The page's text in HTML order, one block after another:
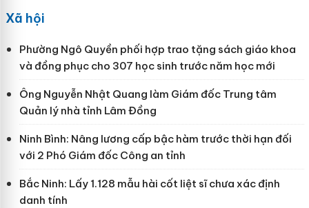
Xã hội
Phường Ngô Quyền phối hợp trao tặng sách giáo khoa
và đồng phục cho 307 học sinh trước năm học mới
Ông Nguyễn Nhật Quang làm Giám đốc Trung tâm
Quản lý nhà tỉnh Lâm Đồng
Ninh Bình: Nâng lương cấp bậc hàm trước thời hạn đối
với 2 Phó Giám đốc Công an tỉnh
Bắc Ninh: Lấy 1.128 mẫu hài cốt liệt sĩ chưa xác định
danh tính